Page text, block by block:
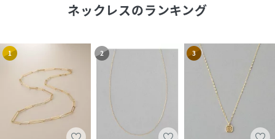
ネックレスのランキング
1 2 3